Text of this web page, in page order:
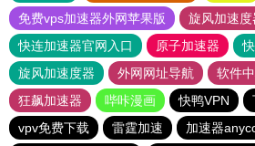
免费vps加速器外网苹果版
旋风加速度
快连加速器官网入口
原子加速器
旋风加速度器
外网网址导航 软件
狂飙加速器
哔咔漫画 快鸭VPN
vpv免费下载
雷霆加速
加速器